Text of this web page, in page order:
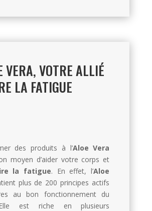
VERA, VOTRE ALLIÉ
LA FATIGUE
des produits à l’Aloe Vera
moyen d’aider votre corps et
la fatigue. En effet, l’Aloe
plus de 200 principes actifs
au bon fonctionnement du
est riche en plusieurs